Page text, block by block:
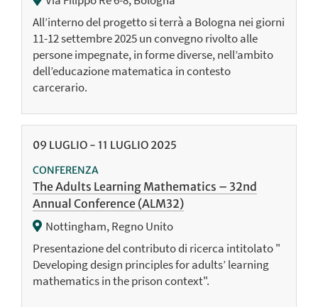
All’interno del progetto si terrà a Bologna nei giorni
11-12 settembre 2025 un convegno rivolto alle
persone impegnate, in forme diverse, nell’ambito
dell’educazione matematica in contesto
carcerario.
09 LUGLIO - 11 LUGLIO 2025
CONFERENZA
The Adults Learning Mathematics – 32nd
Annual Conference (ALM32)
Nottingham, Regno Unito
Presentazione del contributo di ricerca intitolato "
Developing design principles for adults’ learning
mathematics in the prison context".